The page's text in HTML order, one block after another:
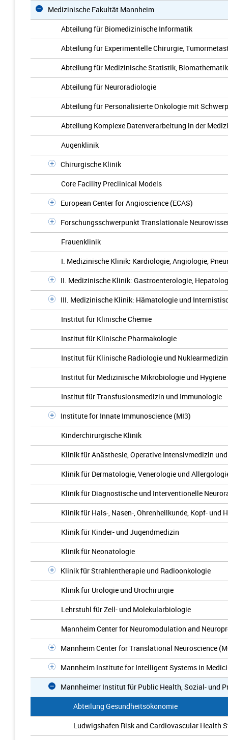
Medizinische Fakultät Mannheim
Abteilung für Biomedizinische Informatik
Abteilung für Experimentelle Chirurgie,
Abteilung für Medizinische Statistik,
Abteilung für Neuroradiologie
Abteilung für Personalisierte Onkologie mit
Abteilung Komplexe Datenverarbeitung in der
Augenklinik
Chirurgische Klinik
Core Facility Preclinical Models
European Center for Angioscience (ECAS)
Forschungsschwerpunkt Translationale
Frauenklinik
I. Medizinische Klinik: Kardiologie, Angiologie,
II. Medizinische Klinik: Gastroenterologie,
III. Medizinische Klinik: Hämatologie und
Institut für Klinische Chemie
Institut für Klinische Pharmakologie
Institut für Klinische Radiologie und Nuklearmedizin
Institut für Medizinische Mikrobiologie und Hygiene
Institut für Transfusionsmedizin und Immunologie
Institute for Innate Immunoscience (MI3)
Kinderchirurgische Klinik
Klinik für Anästhesie, Operative Intensivmedizin
Klinik für Dermatologie, Venerologie und
Klinik für Diagnostische und Interventionelle
Klinik für Hals-, Nasen-, Ohrenheilkunde, Kopf- und
Klinik für Kinder- und Jugendmedizin
Klinik für Neonatologie
Klinik für Strahlentherapie und Radioonkologie
Klinik für Urologie und Urochirurgie
Lehrstuhl für Zell- und Molekularbiologie
Mannheim Center for Neuromodulation and
Mannheim Center for Translational Neuroscience
Mannheim Institute for Intelligent Systems in
Mannheimer Institut für Public Health, Sozial- und
Abteilung Gesundheitsökonomie
Ludwigshafen Risk and Cardiovascular Health